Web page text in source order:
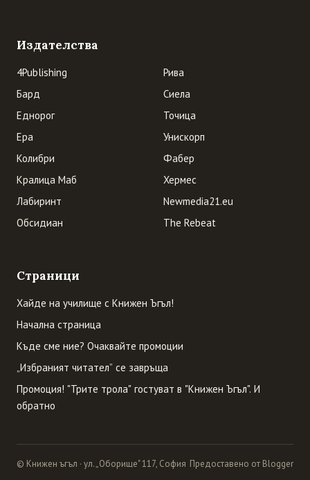
Издателства
4Publishing
Бард
Еднорог
Ера
Колибри
Кралица Маб
Лабиринт
Обсидиан
Рива
Сиела
Точица
Унискорп
Фабер
Хермес
Newmedia21.eu
The Rebeat
Страници
Хайде на училище с Книжен Ъгъл!
Начална страница
Къде сме ние? Очаквайте промоции
„Избраният читател” се завръща
Промоция! "Трите трола" гостуват в "Книжен Ъгъл". И
обратно
© Книжен ъгъл · ул. „Оборище" 117, София Предоставено от Blogger